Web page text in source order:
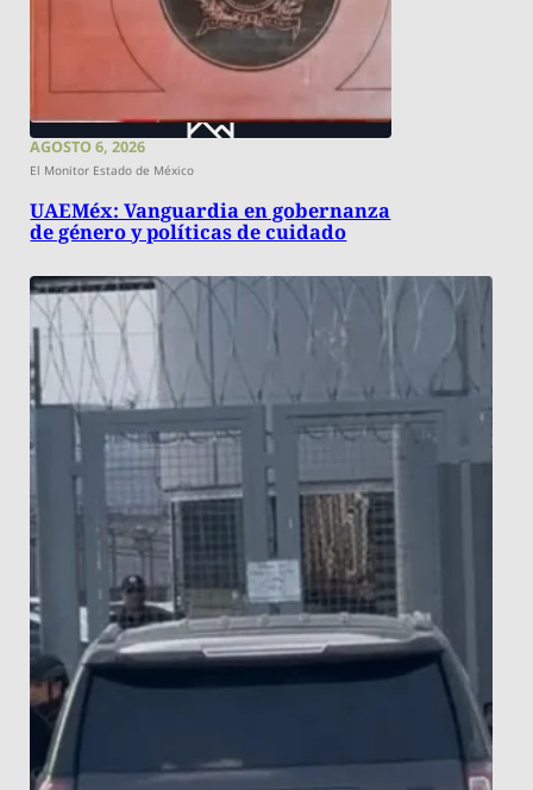
AGOSTO 6, 2026
El Monitor Estado de México
UAEMéx: Vanguardia en gobernanza
de género y políticas de cuidado